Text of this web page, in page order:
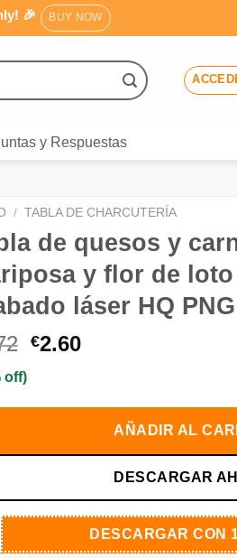
🎉 BUY NOW
y Respuestas
/ TABLA DE CHARCUTERÍA
de quesos y
y flor de
láser HQ PNG
El
era:
€2.60El
es:
€2.60.
off)
AÑADIR AL
DESCARGAR
DESCARGAR CON